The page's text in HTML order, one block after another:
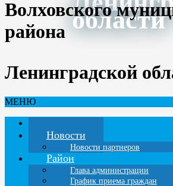
области
Волховского
района
Ленинградской
МЕНЮ
Новости
Новости партнеров
Район
Глава администрации
График приема граждан